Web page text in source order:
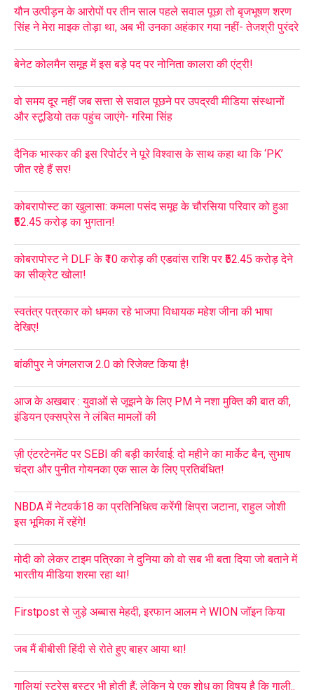
यौन उत्पीड़न के आरोपों पर तीन साल पहले सवाल पूछा तो बृजभूषण शरण
सिंह ने मेरा माइक तोड़ा था, अब भी उनका अहंकार गया नहीं- तेजश्री पुरंदरे
बेनेट कोलमैन समूह में इस बड़े पद पर नोनिता कालरा की एंट्री!
वो समय दूर नहीं जब सत्ता से सवाल पूछने पर उपद्रवी मीडिया संस्थानों
और स्टूडियो तक पहुंच जाएंगे- गरिमा सिंह
दैनिक भास्कर की इस रिपोर्टर ने पूरे विश्वास के साथ कहा था कि ‘PK’
जीत रहे हैं सर!
कोबरापोस्ट का खुलासा: कमला पसंद समूह के चौरसिया परिवार को हुआ
₹52.45 करोड़ का भुगतान!
कोबरापोस्ट ने DLF के ₹10 करोड़ की एडवांस राशि पर ₹52.45 करोड़ देने
का सीक्रेट खोला!
स्वतंत्र पत्रकार को धमका रहे भाजपा विधायक महेश जीना की भाषा
देखिए!
बांकीपुर ने जंगलराज 2.0 को रिजेक्ट किया है!
आज के अखबार : युवाओं से जूझने के लिए PM ने नशा मुक्ति की बात की,
इंडियन एक्सप्रेस ने लंबित मामलों की
ज़ी एंटरटेनमेंट पर SEBI की बड़ी कार्रवाई: दो महीने का मार्केट बैन, सुभाष
चंद्रा और पुनीत गोयनका एक साल के लिए प्रतिबंधित!
NBDA में नेटवर्क18 का प्रतिनिधित्व करेंगी क्षिप्रा जटाना, राहुल जोशी
इस भूमिका में रहेंगे!
मोदी को लेकर टाइम पत्रिका ने दुनिया को वो सब भी बता दिया जो बताने में
भारतीय मीडिया शरमा रहा था!
Firstpost से जुड़े अब्बास मेहदी, इरफान आलम ने WION जॉइन किया
जब मैं बीबीसी हिंदी से रोते हुए बाहर आया था!
गालियां स्ट्रेस बस्टर भी होती हैं; लेकिन ये एक शोध का विषय है कि गाली..